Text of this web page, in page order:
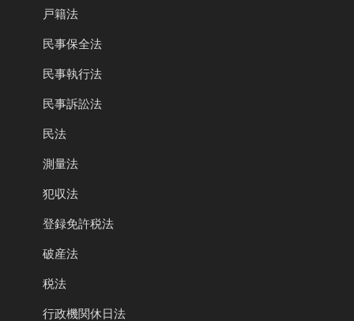
戸籍法
民事保全法
民事執行法
民事訴訟法
民法
測量法
犯収法
登録免許税法
破産法
税法
行政機関休日法